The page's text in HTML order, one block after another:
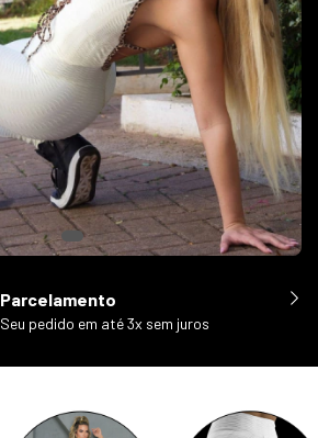
Pix
Pague no Pix e ganhe desconto